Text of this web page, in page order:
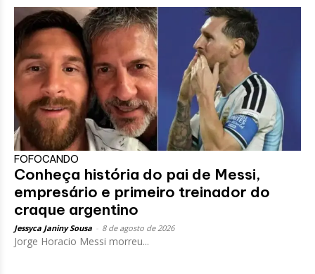
FOFOCANDO
Conheça história do pai de Messi,
empresário e primeiro treinador do
craque argentino
Jessyca Janiny Sousa 8 de agosto de 2026
Jorge Horacio Messi morreu...